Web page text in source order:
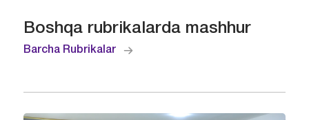
Boshqa rubrikalarda mashhur
Barcha Rubrikalar